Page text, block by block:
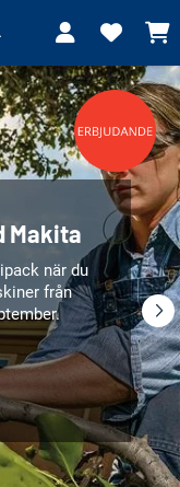
Makita
när du
från